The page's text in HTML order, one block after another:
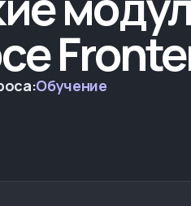
Обучение